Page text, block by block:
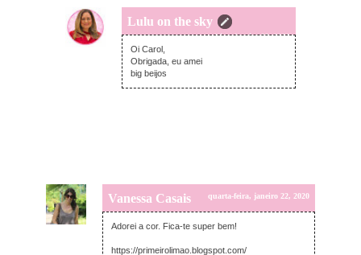
Lulu on the sky
quarta-feira, janeiro 22, 2020
Oi Carol,
Obrigada, eu amei
big beijos
Vanessa Casais quarta-feira, janeiro 22, 2020
Adorei a cor. Fica-te super bem!
https://primeirolimao.blogspot.com/